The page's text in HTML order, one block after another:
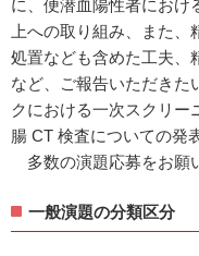
に、便潜血陽性者におけ
上への取り組み、また
処置なども含めた工夫、
など、ご報告いただきた
クにおける一次スクリー
腸 CT 検査についての発
多数の演題応募をお願
一般演題の分類区分